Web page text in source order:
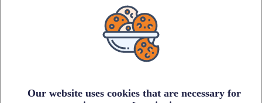
Encontra o teu parque de estacionamento
Estaciona na zona azul
Cidades Telpark
Os nossos produtos
Carregamento elétrico
EMPRESAS
Our website uses cookies that are necessary for